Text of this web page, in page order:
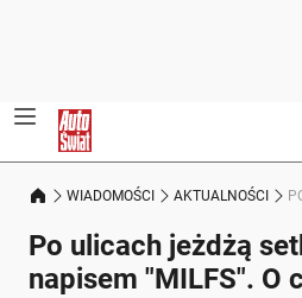
WIADOMOŚCI AKTUALNOŚCI
Po ulicach jeżdżą
napisem "MILFS". O